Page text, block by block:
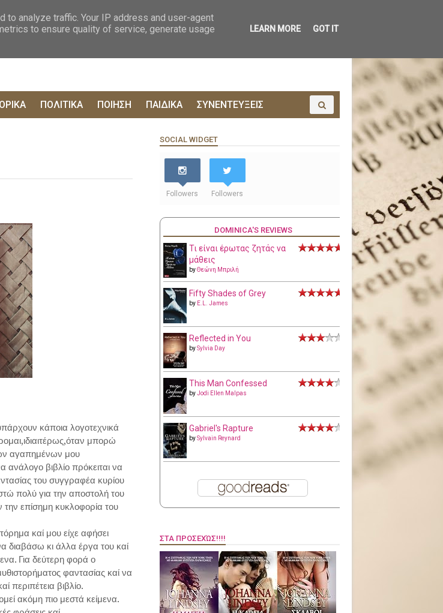
ΠΟΛΙΤΙΚΑ ΠΟΙΗΣΗ ΠΑΙΔΙΚΑ ΣΥΝΕΝΤΕΥΞΕΙΣ
κάποια λογοτεχνικά
μπορώ
αγαπημένων μου
ανάλογο βιβλίο πρόκειται να
του συγγραφέα κυρίου
πολύ για την αποστολή του
επίσημη κυκλοφορία του
καί μου είχε αφήσει
διαβάσω κι άλλα έργα του καί
Για δεύτερη φορά ο
φαντασίας καί να
περιπέτεια βιβλίο.
ακόμη πιο μεστά κείμενα.
SOCIAL WIDGET
Followers Followers
DOMINICA'S REVIEWS
Τι είναι έρωτας ζητάς να
μάθεις
byΘεώνη Μπριλή
Fifty Shades of Grey
by E.L. James
Reflected in You
bySylvia Day
This Man Confessed
byJodi Ellen Malpas
Gabriel's Rapture
bySylvain Reynard
ΣΤΑ ΠΡΟΣΕΧΏΣ!!!!
analyze traffic. Your IP address and user-agent
to ensure quality of service, generate usage
LEARN MORE GOT IT